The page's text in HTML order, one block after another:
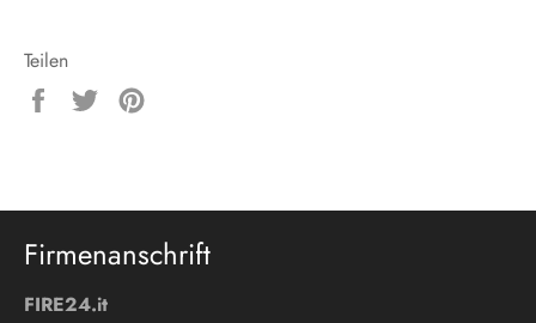
Teilen
Auf
Auf
Firmenanschrift
FIRE24.it